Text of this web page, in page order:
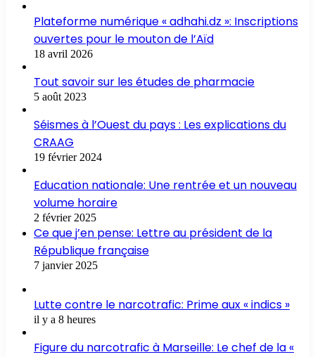
Plateforme numérique « adhahi.dz »: Inscriptions
ouvertes pour le mouton de l’Aïd
18 avril 2026
Tout savoir sur les études de pharmacie
5 août 2023
Séismes à l’Ouest du pays : Les explications du
CRAAG
19 février 2024
Education nationale: Une rentrée et un nouveau
volume horaire
2 février 2025
Ce que j’en pense: Lettre au président de la
République française
7 janvier 2025
Lutte contre le narcotrafic: Prime aux « indics »
il y a 8 heures
Figure du narcotrafic à Marseille: Le chef de la «